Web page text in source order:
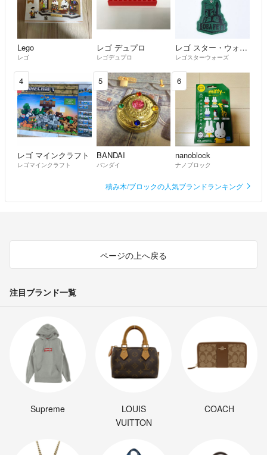
Lego
レゴ
レゴ デュプロ
レゴデュプロ
レゴ スター・ウォーズ
レゴスターウォーズ
4
レゴ マインクラフト
レゴマインクラフト
5
BANDAI
バンダイ
6
nanoblock
ナノブロック
積み木/ブロックの人気ブランドランキング
ページの上へ戻る
注目ブランド一覧
Supreme
LOUIS
VUITTON
COACH